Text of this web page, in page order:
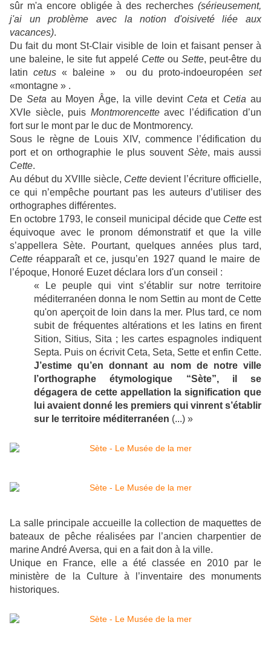
sûr m'a encore obligée à des recherches (sérieusement,
j'ai un problème avec la notion d'oisiveté liée aux
vacances).
Du fait du mont St-Clair visible de loin et faisant penser à
une baleine, le site fut appelé Cette ou Sette, peut-être du
latin cetus« baleine » ou du proto-indoeuropéen set
«montagne » .
De Seta au Moyen Âge, la ville devint Cetaet Cetiaau
XVIe siècle, puis Montmorencetteavec l’édification d’un
fort sur le mont par le duc de Montmorency.
Sous le règne de Louis XIV, commence l’édification du
port et on orthographie le plus souvent Sète, mais aussi
Cette.
Au début du XVIIIe siècle, Cettedevient l’écriture officielle,
ce qui n’empêche pourtant pas les auteurs d’utiliser des
orthographes différentes.
En octobre 1793, le conseil municipal décide que Cette est
équivoque avec le pronom démonstratif et que la ville
s’appellera Sète. Pourtant, quelques années plus tard,
Cette réapparaît et ce, jusqu’en 1927 quand le maire de
l’époque, Honoré Euzet déclara lors d'un conseil :
« Le peuple qui vint s’établir sur notre territoire
méditerranéen donna le nom Settin au mont de Cette
qu'on aperçoit de loin dans la mer. Plus tard, ce nom
subit de fréquentes altérations et les latins en firent
Sition, Sitius, Sita ; les cartes espagnoles indiquent
Septa. Puis on écrivit Ceta, Seta, Sette et enfin Cette.
J’estime qu’en donnant au nom de notre ville
l’orthographe étymologique “Sète”, il se
dégagera de cette appellation la signification que
lui avaient donné les premiers qui vinrent s’établir
sur le territoire méditerranéen (...) »
La salle principale accueille la collection de maquettes de
bateaux de pêche réalisées par l’ancien charpentier de
marine André Aversa, qui en a fait don à la ville.
Unique en France, elle a été classée en 2010 par le
ministère de la Culture à l’inventaire des monuments
historiques.